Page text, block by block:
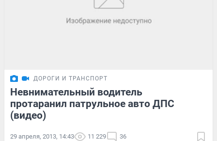
ДОРОГИ И ТРАНСПОРТ
Невнимательный водитель
протаранил патрульное авто ДПС
(видео)
29 апреля, 2013, 14:43 11 229 36